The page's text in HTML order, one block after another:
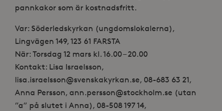
pannkakor som är kostnadsfritt.
Var: Söderledskyrkan (ungdomslokalerna),
Lingvägen 149, 123 61 FARSTA
När: Torsdag 12 mars kl. 16.00 – 20.00
Kontakt: Lisa Israelsson,
lisa.israelsson@svenskakyrkan.se, 08-683 63 21,
Anna Persson, ann.persson@stockholm.se (utan
”a” på slutet i Anna), 08-508 197 14,